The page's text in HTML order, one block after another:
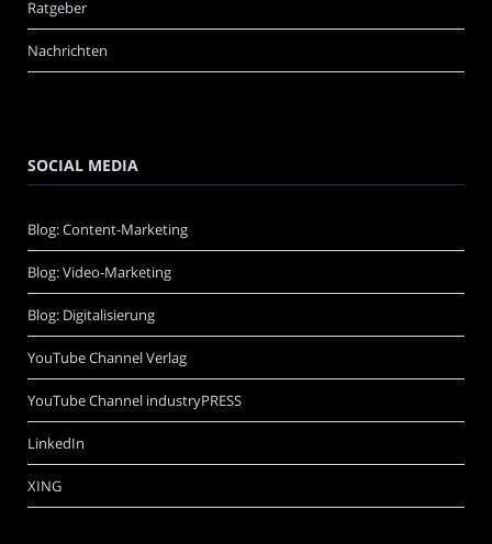
Ratgeber
Nachrichten
SOCIAL MEDIA
Blog: Content-Marketing
Blog: Video-Marketing
Blog: Digitalisierung
YouTube Channel Verlag
YouTube Channel industryPRESS
LinkedIn
XING